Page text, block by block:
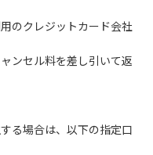
のご利用はお断りしま
により建造物、家具、
場合には、その相当額
時間は21時です。
は21時から翌朝6時ま
のクレジットカード会社
ンセル料を差し引いて返
る場合は、以下の指定口